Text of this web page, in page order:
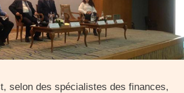
selon des spécialistes des finances,